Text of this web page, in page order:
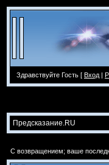
Здравствуйте Гость [ Вход |
Предсказание.RU
С возвращением; ваше